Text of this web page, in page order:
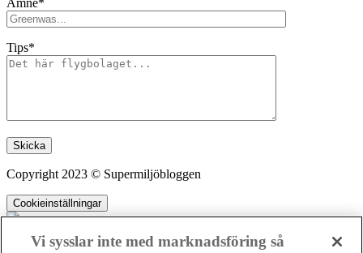
Tips*
Lämna detta fält tomt.
Copyright 2023 © Supermiljöbloggen
Cookieinställningar
Vi sysslar inte med marknadsföring så